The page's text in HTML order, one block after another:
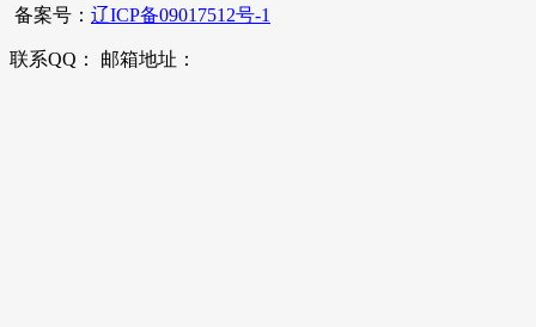
备案号： 辽ICP备09017512号-1
联系QQ： 邮箱地址：